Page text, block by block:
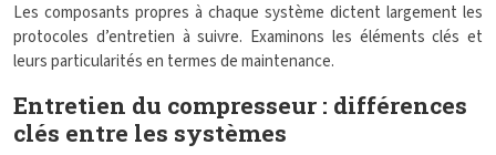
Les composants propres à chaque système dictent largement les
protocoles d’entretien à suivre. Examinons les éléments clés et
leurs particularités en termes de maintenance.
Entretien du compresseur : différences
clés entre les systèmes